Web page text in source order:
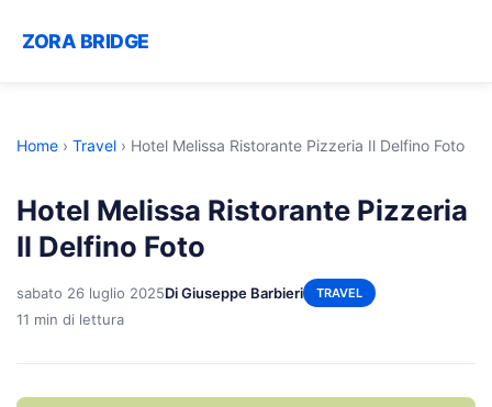
ZORA BRIDGE
Home › Travel › Hotel Melissa Ristorante Pizzeria Il Delfino Foto
Hotel Melissa Ristorante Pizzeria
Il Delfino Foto
sabato 26 luglio 2025Di Giuseppe Barbieri TRAVEL
11 min di lettura